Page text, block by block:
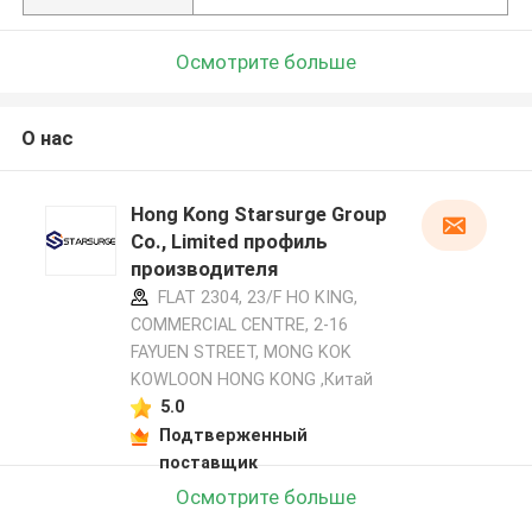
Осмотрите больше
О нас
Hong Kong Starsurge Group
Co., Limited профиль
производителя
FLAT 2304, 23/F HO KING,
COMMERCIAL CENTRE, 2-16
FAYUEN STREET, MONG KOK
KOWLOON HONG KONG ,Китай
5.0
Подтверженный
поставщик
Осмотрите больше